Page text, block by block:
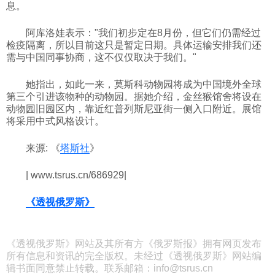
科技
社会
文化
历史
旅游
息。
阿库洛娃表示："我们初步定在8月份，但它们仍需经过
检疫隔离，所以目前这只是暂定日期。具体运输安排我们还
需与中国同事协商，这不仅仅取决于我们。"
她指出，如此一来，莫斯科动物园将成为中国境外全球
第三个引进该物种的动物园。据她介绍，金丝猴馆舍将设在
动物园旧园区内，靠近红普列斯尼亚街一侧入口附近。展馆
将采用中式风格设计。
来源: 《塔斯社》
| www.tsrus.cn/686929|
《透视俄罗斯》
《透视俄罗斯》网站及其所有方《俄罗斯报》拥有网页发布
所有信息和资讯的完全版权。未经过《透视俄罗斯》网站编
辑书面同意禁止转载。联系邮箱：info@tsrus.cn